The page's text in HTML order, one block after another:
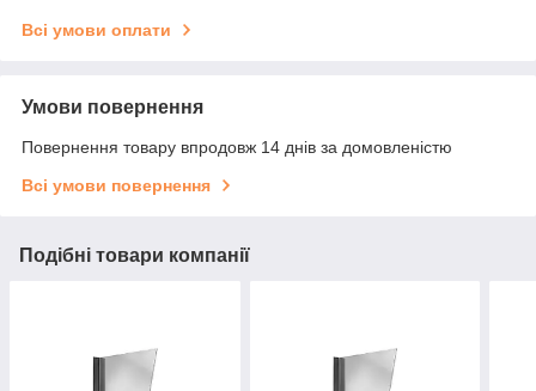
Всі умови оплати
Умови повернення
Повернення товару впродовж 14 днів за домовленістю
Всі умови повернення
Подібні товари компанії